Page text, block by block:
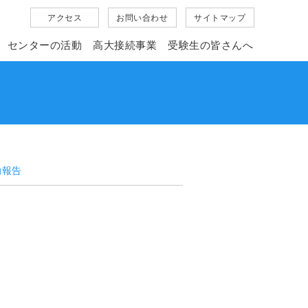
アクセス お問い合わせ サイトマップ
センターの活動 高大接続事業 受験生の皆さんへ
告